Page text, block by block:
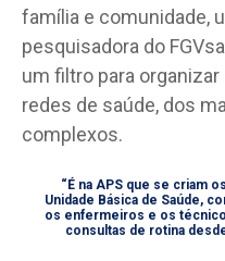
família e comunidade,
pesquisadora do
um filtro para
redes de saúde, dos
complexos.
“É na APS que se criam
Unidade Básica de Saúde,
os enfermeiros e os
consultas de rotina